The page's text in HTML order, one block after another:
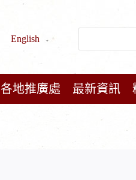
English
各地推廣處 最新資訊